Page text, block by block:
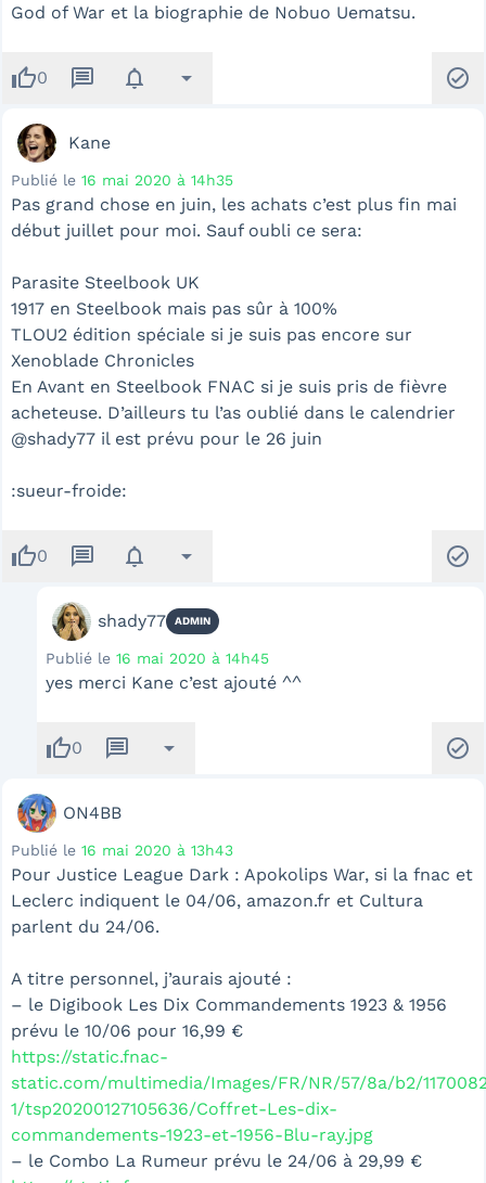
God of War et la biographie de Nobuo Uematsu.
thumb_up0 message notifications arrow_drop_down check_circle
Kane
Publié le 16 mai 2020 à 14h35
Pas grand chose en juin, les achats c’est plus fin mai
début juillet pour moi. Sauf oubli ce sera:
Parasite Steelbook UK
1917 en Steelbook mais pas sûr à 100%
TLOU2 édition spéciale si je suis pas encore sur
Xenoblade Chronicles
En Avant en Steelbook FNAC si je suis pris de fièvre
acheteuse. D’ailleurs tu l’as oublié dans le calendrier
@shady77 il est prévu pour le 26 juin
:sueur-froide:
thumb_up0 message notifications arrow_drop_down check_circle
shady77 ADMIN
Publié le 16 mai 2020 à 14h45
yes merci Kane c’est ajouté ^^
thumb_up0 message arrow_drop_down check_circle
ON4BB
Publié le 16 mai 2020 à 13h43
Pour Justice League Dark : Apokolips War, si la fnac et
Leclerc indiquent le 04/06, amazon.fr et Cultura
parlent du 24/06.
A titre personnel, j’aurais ajouté :
– le Digibook Les Dix Commandements 1923 & 1956
prévu le 10/06 pour 16,99 €
https://static.fnac-
static.com/multimedia/Images/FR/NR/57/8a/b2/
1/tsp20200127105636/Coffret-Les-dix-
commandements-1923-et-1956-Blu-ray.jpg
– le Combo La Rumeur prévu le 24/06 à 29,99 €